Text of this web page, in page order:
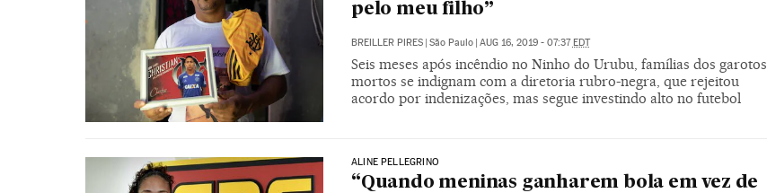
pelo meu filho”
BREILLER PIRES São Paulo AUG 16, 2019 - 07:37 EDT
Seis meses após incêndio no Ninho do Urubu, famílias dos garotos
mortos se indignam com a diretoria rubro-negra, que rejeitou
acordo por indenizações, mas segue investindo alto no futebol
ALINE PELLEGRINO
“Quando meninas ganharem bola em vez de